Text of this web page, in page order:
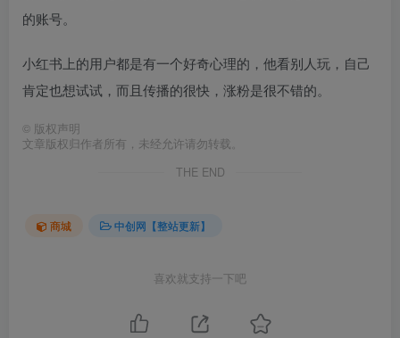
的账号。
小红书上的用户都是有一个好奇心理的，他看别人玩，自己
肯定也想试试，而且传播的很快，涨粉是很不错的。
© 版权声明
文章版权归作者所有，未经允许请勿转载。
THE END
商城 中创网【整站更新】
喜欢就支持一下吧